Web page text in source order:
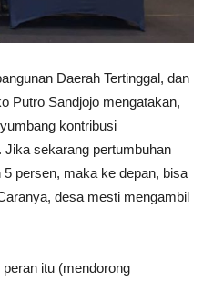
Daerah Tertinggal, dan
Putro Sandjojo mengatakan,
kontribusi
Jika sekarang pertumbuhan
persen, maka ke depan, bisa
desa mesti mengambil
itu (mendorong